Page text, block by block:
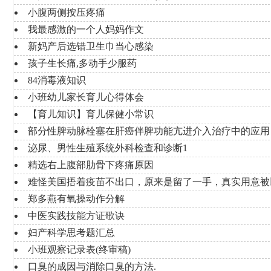
小腹两侧按压疼痛
我最感激的一个人妈妈作文
新妈产后选错卫生巾当心感染
孩子生长痛,多动手少服药
84消毒液知识
小班幼儿家长育儿心得体会
【育儿知识】育儿保健小常识
部分性脾动脉栓塞在肝癌伴脾功能亢进介入治疗中的应用
泌尿、男性生殖系统外科检查和诊断1
精选右上腹部肋骨下疼痛原因
难怪美国捂着疫苗不出口，原来是留了一手，真实用意
郑多燕有氧操动作分解
中医实践技能方证歌诀
妇产科学思考题汇总
小班观察记录表(终审稿)
口臭的成因与消除口臭的方法.